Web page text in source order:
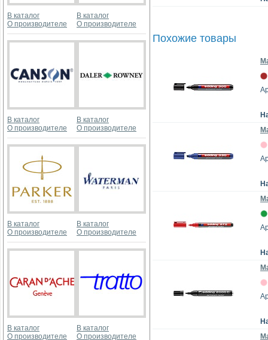
В каталог
О производителе
В каталог
О производителе
В каталог
О производителе
В каталог
О производителе
В каталог
О производителе
В каталог
О производителе
В каталог
О производителе
В каталог
О производителе
Похожие товары